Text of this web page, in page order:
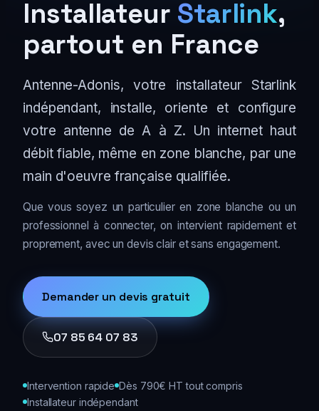
Installateur Starlink,
partout en France
Antenne-Adonis, votre installateur Starlink
indépendant, installe, oriente et configure
votre antenne de A à Z. Un internet haut
débit fiable, même en zone blanche, par une
main d'oeuvre française qualifiée.
Que vous soyez un particulier en zone blanche ou un
professionnel à connecter, on intervient rapidement et
proprement, avec un devis clair et sans engagement.
Demander un devis gratuit
07 85 64 07 83
Intervention rapide Dès 790€ HT tout compris
Installateur indépendant